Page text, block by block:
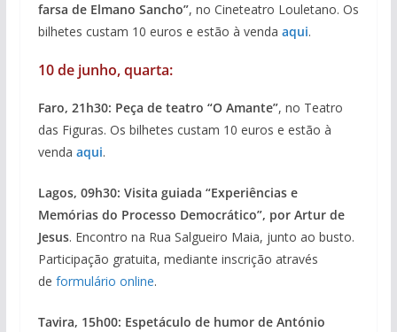
farsa de Elmano Sancho”, no Cineteatro Louletano. Os
bilhetes custam 10 euros e estão à venda aqui.
10 de junho, quarta:
Faro, 21h30: Peça de teatro “O Amante”, no Teatro
das Figuras. Os bilhetes custam 10 euros e estão à
venda aqui.
Lagos, 09h30: Visita guiada “Experiências e
Memórias do Processo Democrático”, por Artur de
Jesus. Encontro na Rua Salgueiro Maia, junto ao busto.
Participação gratuita, mediante inscrição através
de formulário online.
Tavira, 15h00: Espetáculo de humor de António